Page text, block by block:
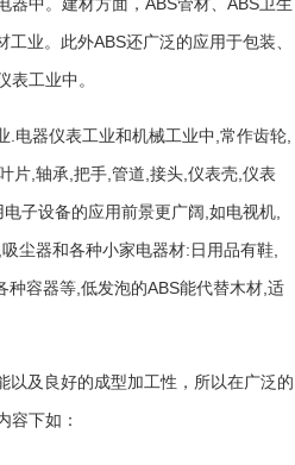
器中。建材方面， 管材、 卫生
工业。此外ABS还广泛的应用于包装、
表工业中。
电器仪表工业和机械工业中 常作齿轮
片 轴承 把手 管道 接头 仪表壳 仪表
子设备的应用前景更广阔 如电视机
吸尘器和各种小家电器材: 日用品有鞋
种容器等 低发泡的ABS能代替木材 适
以及良好的成型加工性，所以在广泛的
容下如：